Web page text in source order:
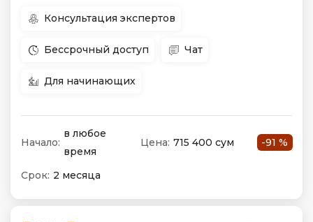
Консультация экспертов
Бессрочный доступ Чат
Для начинающих
Начало:
в любое
время
Цена: 715 400 сум -91 %
Срок: 2 месяца